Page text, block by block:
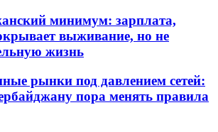
минимум: зарплата,
выживание, но не
жизнь
рынки под давлением сетей:
пора менять правила